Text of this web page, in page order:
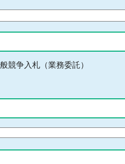
競争入札（業務委託）